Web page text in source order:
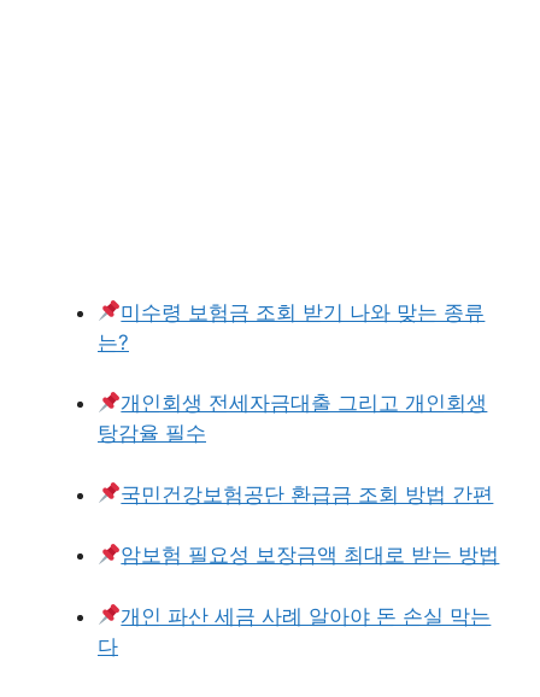
미수령 보험금 조회 받기 나와 맞는 종류
는?
개인회생 전세자금대출 그리고 개인회생
탕감율 필수
국민건강보험공단 환급금 조회 방법 간편
암보험 필요성 보장금액 최대로 받는 방법
개인 파산 세금 사례 알아야 돈 손실 막는
다